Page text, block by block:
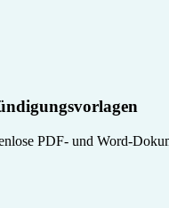
PDF- und Word-